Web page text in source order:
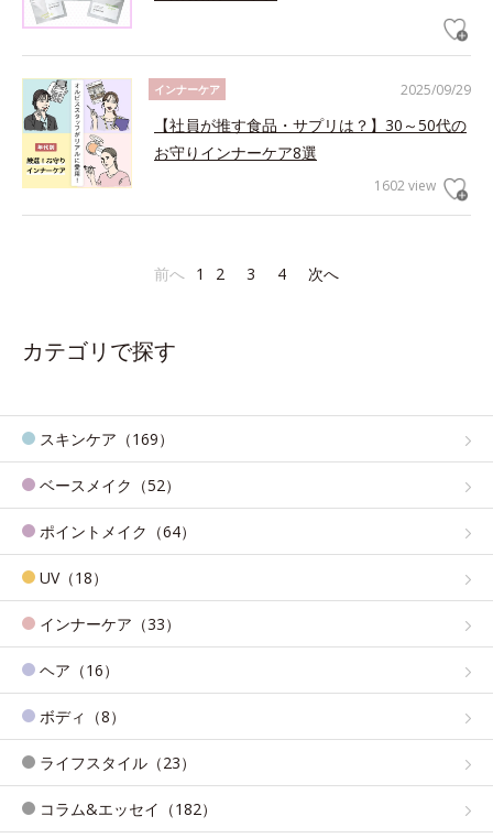
2025/09/29
インナーケア
【社員が推す食品・サプリは？】30～50代の
お守りインナーケア8選
1602 view
前へ 1 2 3 4 次へ
カテゴリで探す
スキンケア（169）
ベースメイク（52）
ポイントメイク（64）
UV（18）
インナーケア（33）
ヘア（16）
ボディ（8）
ライフスタイル（23）
コラム&エッセイ（182）